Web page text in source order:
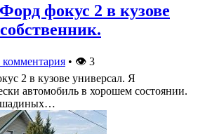
фокус 2 в кузове
• 👁 3
2 в кузове универсал. Я
автомобиль в хорошем состоянии.